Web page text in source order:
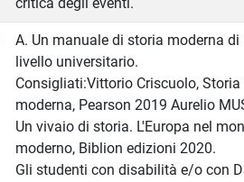
critica degli eventi.
A. Un manuale di storia moderna di
livello universitario.
Consigliati:Vittorio Criscuolo, Storia
moderna, Pearson 2019 Aurelio
Un vivaio di storia. L'Europa nel
moderno, Biblion edizioni 2020.
Gli studenti con disabilità e/o con